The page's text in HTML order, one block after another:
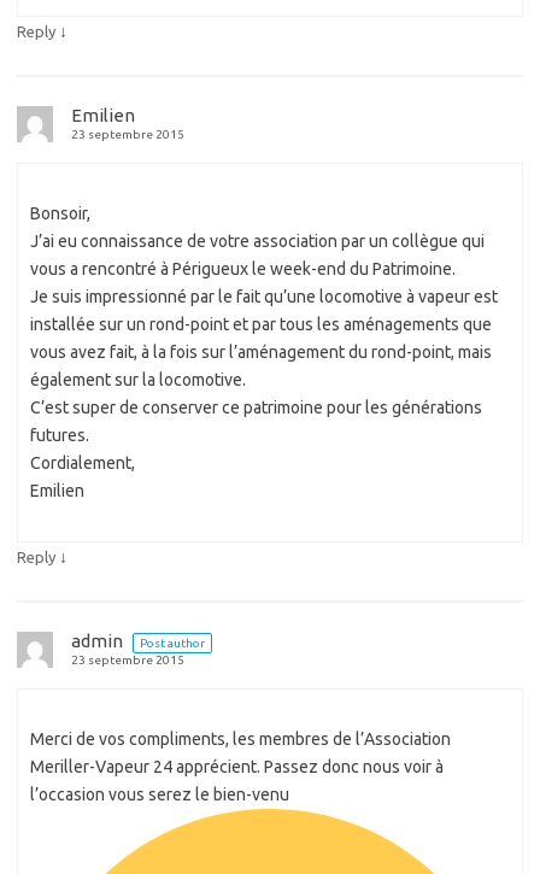
Reply ↓
Emilien
23 septembre 2015
Bonsoir,
J’ai eu connaissance de votre association par un collègue qui
vous a rencontré à Périgueux le week-end du Patrimoine.
Je suis impressionné par le fait qu’une locomotive à vapeur est
installée sur un rond-point et par tous les aménagements que
vous avez fait, à la fois sur l’aménagement du rond-point, mais
également sur la locomotive.
C’est super de conserver ce patrimoine pour les générations
futures.
Cordialement,
Emilien
Reply ↓
admin
Post author
23 septembre 2015
Merci de vos compliments, les membres de l’Association
Meriller-Vapeur 24 apprécient. Passez donc nous voir à
l’occasion vous serez le bien-venu